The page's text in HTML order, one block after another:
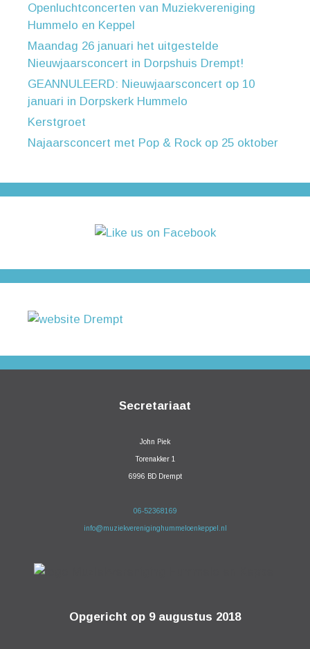
Openluchtconcerten van Muziekvereniging
Hummelo en Keppel
Maandag 26 januari het uitgestelde
Nieuwjaarsconcert in Dorpshuis Drempt!
GEANNULEERD: Nieuwjaarsconcert op 10
januari in Dorpskerk Hummelo
Kerstgroet
Najaarsconcert met Pop & Rock op 25 oktober
Secretariaat
John Piek
Torenakker 1
6996 BD Drempt
06-52368169
info@muziekvereniginghummeloenkeppel.nl
Opgericht op 9 augustus 2018